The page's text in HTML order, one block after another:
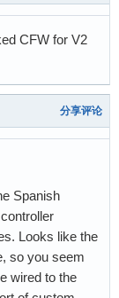
CFW for V2
分享评论
Spanish
Looks like the
so you seem
wired to the